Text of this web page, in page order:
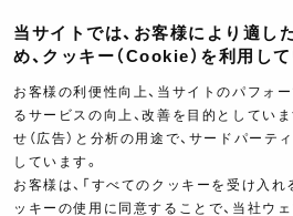
ヨシムラTV
イベント情報
イベントスケジュール
ツーリングブレイクタイム
当サイトでは、お客様により適し
め、クッキー（Cookie）を利用して
お客様の利便性向上、当サイトのパフォ
るサービスの向上、改善を目的としていま
せ（広告）と分析の用途で、サードパー
しています。
お客様は、「すべてのクッキーを受け入
ッキーの使用に同意することで、当社ウ